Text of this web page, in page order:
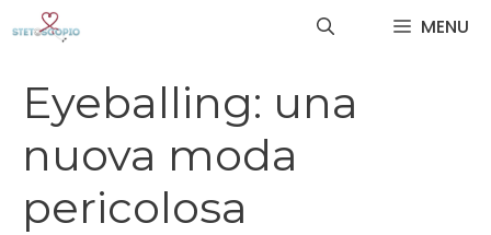
MENU
Eyeballing: una
nuova moda
pericolosa